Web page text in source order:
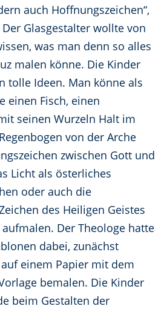
auch Hoffnungszeichen“,
Glasgestalter wollte von
was man denn so alles
malen könne. Die Kinder
tolle Ideen. Man könne als
einen Fisch, einen
seinen Wurzeln Halt im
von der Arche
zwischen Gott und
Licht als österliches
oder auch die
des Heiligen Geistes
Der Theologe hatte
dabei, zunächst
einem Papier mit dem
bemalen. Die Kinder
beim Gestalten der